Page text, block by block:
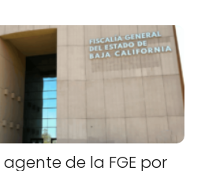
de la FGE por